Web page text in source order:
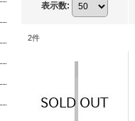
表示数:
2件